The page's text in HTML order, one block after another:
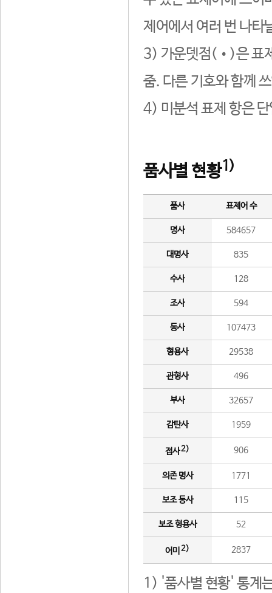
제어에서 여러 번 나타
3) 가운뎃점(•)은 표
줌. 다른 기호와 함께
4) 미분석 표제 항은
품사별 현황1)
품사 표제어 수
명사 584657
대명사 835
수사 128
조사 594
동사 107473
형용사 29538
관형사 496
부사 32657
감탄사 1959
접사2) 906
의존 명사 1771
보조 동사 115
보조 형용사 52
어미 2) 2837
1) '품사별 현황' 통계